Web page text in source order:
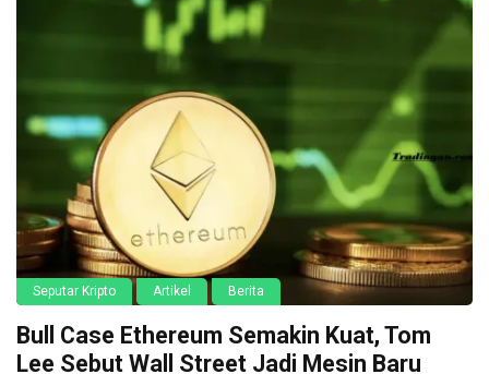
Seputar Kripto Artikel Berita
Bull Case Ethereum Semakin Kuat, Tom
Lee Sebut Wall Street Jadi Mesin Baru